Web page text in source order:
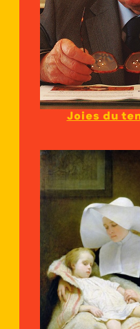
Joies du